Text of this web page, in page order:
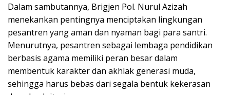
Dalam sambutannya, Brigjen Pol. Nurul Azizah
menekankan pentingnya menciptakan lingkungan
pesantren yang aman dan nyaman bagi para santri.
Menurutnya, pesantren sebagai lembaga pendidikan
berbasis agama memiliki peran besar dalam
membentuk karakter dan akhlak generasi muda,
sehingga harus bebas dari segala bentuk kekerasan